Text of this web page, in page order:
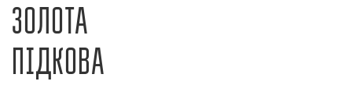
ЗОЛОТА
ПІДКОВА